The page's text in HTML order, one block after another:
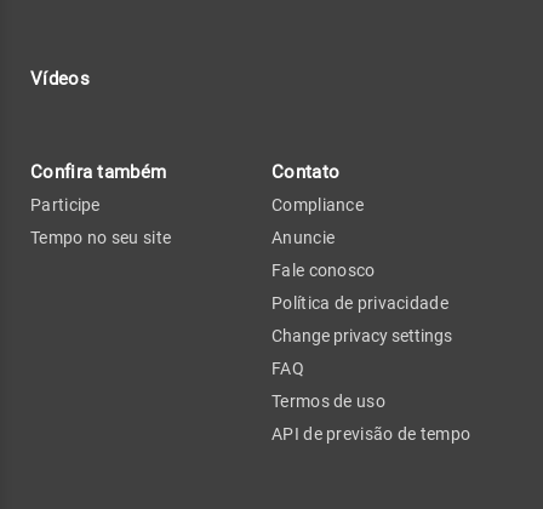
Vídeos
Confira também
Participe
Tempo no seu site
Contato
Compliance
Anuncie
Fale conosco
Política de privacidade
Change privacy settings
FAQ
Termos de uso
API de previsão de tempo